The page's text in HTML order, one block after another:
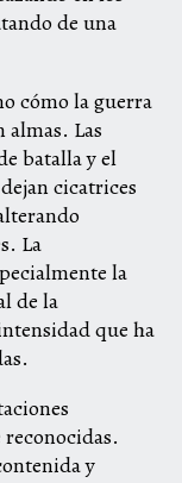
de una
cómo la guerra
Las
batalla y el
cicatrices
La
la
de la
que ha
y